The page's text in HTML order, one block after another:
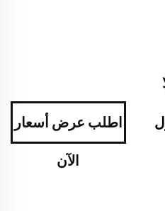
اطلب عرض أسعار
الآن